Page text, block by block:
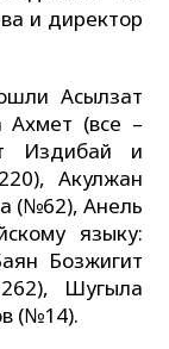
и директор
Асылзат
(все –
Издибай и
Акулжан
(№62), Анель
языку:
Бозжигит
Шугыла
(№14).